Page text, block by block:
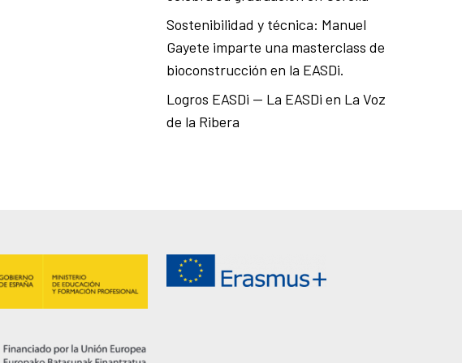
Sostenibilidad y técnica: Manuel
Gayete imparte una masterclass de
bioconstrucción en la EASDi.
Logros EASDi — La EASDi en La Voz
de la Ribera